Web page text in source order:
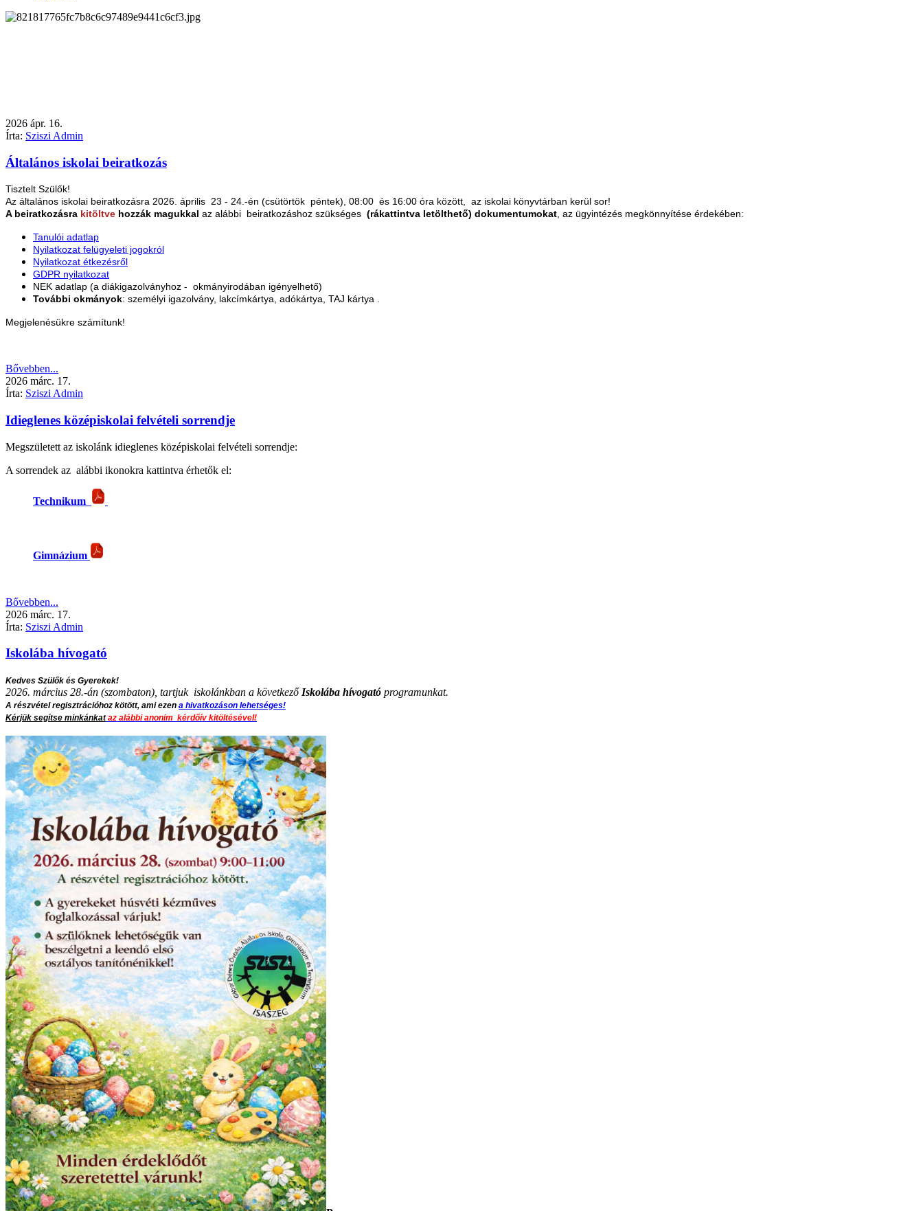
2026 ápr. 16.
Írta: Sziszi Admin
Általános iskolai beiratkozás
Tisztelt Szülők!
Az általános iskolai beiratkozásra 2026. április 23 - 24.-én (csütörtök péntek), 08:00 és 16:00 óra között, az iskolai könyvtárban kerül sor!
A beiratkozásra kitöltve hozzák magukkal az alábbi beiratkozáshoz szükséges (rákattintva letölthető) dokumentumokat, az ügyintézés megkönnyítése érdekében:
Tanulói adatlap
Nyilatkozat felügyeleti jogokról
Nyilatkozat étkezésről
GDPR nyilatkozat
NEK adatlap (a diákigazolványhoz - okmányirodában igényelhető)
További okmányok: személyi igazolvány, lakcímkártya, adókártya, TAJ kártya .
Megjelenésükre számítunk!
Bővebben...
2026 márc. 17.
Írta: Sziszi Admin
Idieglenes középiskolai felvételi sorrendje
Megszületett az iskolánk idieglenes középiskolai felvételi sorrendje:
A sorrendek az alábbi ikonokra kattintva érhetők el:
Technikum
Gimnázium
Bővebben...
2026 márc. 17.
Írta: Sziszi Admin
Iskolába hívogató
Kedves Szülők és Gyerekek!
2026. március 28.-án (szombaton), tartjuk iskolánkban a következőIskolába hívogató programunkat.
A részvétel regisztrációhoz kötött, ami ezen a hivatkozáson lehetséges!
Kérjük segítse minkánkataz alábbi anonim kérdőív kitöltésével!